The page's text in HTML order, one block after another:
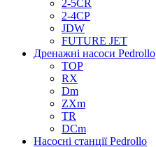
2-5CR
2-4CP
JDW
FUTURE JET
Дренажні насоси Pedrollo
TOP
RX
Dm
ZXm
TR
DCm
Насосні станції Pedrollo